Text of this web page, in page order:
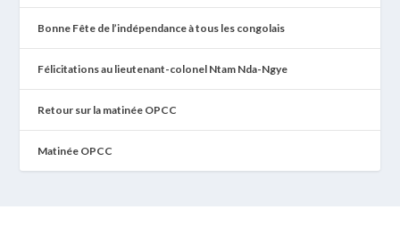
Bonne Fête de l’indépendance à tous les congolais
Félicitations au lieutenant-colonel Ntam Nda-Ngye
Retour sur la matinée OPCC
Matinée OPCC